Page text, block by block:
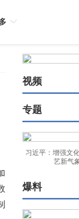
视频
专题
习近平：增强文
艺新气
爆料